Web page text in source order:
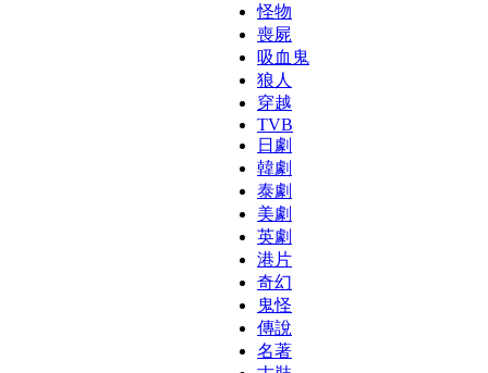
怪物
喪屍
吸血鬼
狼人
穿越
TVB
日劇
韓劇
泰劇
美劇
英劇
港片
奇幻
鬼怪
傳說
名著